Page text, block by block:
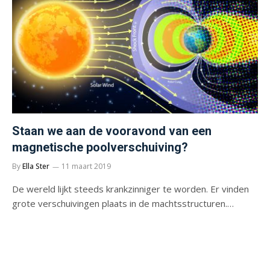
Staan we aan de vooravond van een
magnetische poolverschuiving?
ByElla Ster 11 maart 2019
De wereld lijkt steeds krankzinniger te worden. Er vinden
grote verschuivingen plaats in de machtsstructuren.…